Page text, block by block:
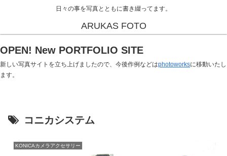
日々の事を写真とともに書き綴ってます。
ARUKAS FOTO
OPEN! New PORTFOLIO SITE
新しい写真サイトを立ち上げましたので、今後作例などはphotoworksに移動いたし
ます。
コニカシステム
KONICAカメラアクセサリー